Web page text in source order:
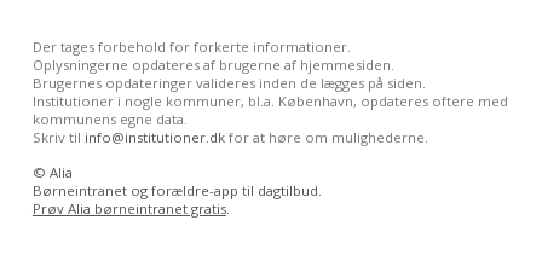
Der tages forbehold for forkerte informationer.
Oplysningerne opdateres af brugerne af hjemmesiden.
Brugernes opdateringer valideres inden de lægges på siden.
Institutioner i nogle kommuner, bl.a. København, opdateres oftere med
kommunens egne data.
Skriv til info@institutioner.dkfor at høre om mulighederne.
© Alia
Børneintranet og forældre-app til dagtilbud.
Prøv Alia børneintranet gratis.